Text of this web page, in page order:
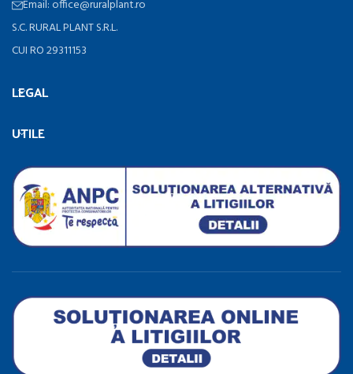
Email: office@ruralplant.ro
S.C. RURAL PLANT S.R.L.
CUI RO 29311153
LEGAL
UTILE